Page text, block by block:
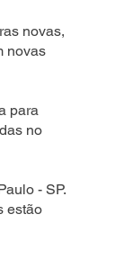
novas,
novas
para
no
- SP.
estão